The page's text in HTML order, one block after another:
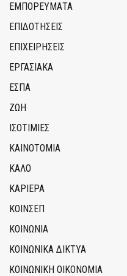
ΕΜΠΟΡΕΥΜΑΤΑ
ΕΠΙΔΟΤΗΣΕΙΣ
ΕΠΙΧΕΙΡΗΣΕΙΣ
ΕΡΓΑΣΙΑΚΑ
ΕΣΠΑ
ΖΩΗ
ΙΣΟΤΙΜΙΕΣ
ΚΑΙΝΟΤΟΜΊΑ
ΚΑΛΟ
ΚΑΡΙΕΡΑ
ΚΟΙΝΣΕΠ
ΚΟΙΝΩΝΙΑ
ΚΟΙΝΩΝΙΚΆ ΔΊΚΤΥΑ
ΚΟΙΝΩΝΙΚΉ ΟΙΚΟΝΟΜΊΑ